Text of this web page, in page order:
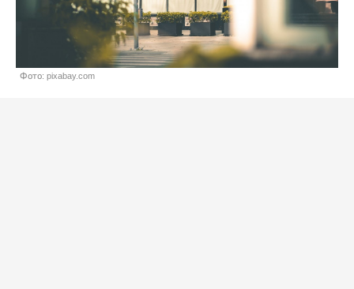
Фото: pixabay.com